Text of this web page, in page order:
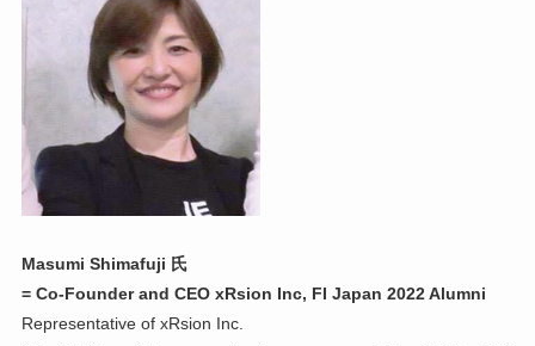
Masumi Shimafuji 氏
= Co-Founder and CEO xRsion Inc, FI Japan 2022 Alumni
Representative of xRsion Inc.